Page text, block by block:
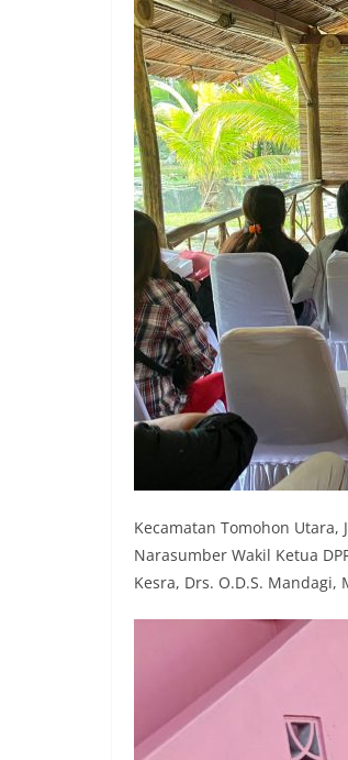
Kecamatan Tomohon Utara,
Narasumber Wakil Ketua
Kesra, Drs. O.D.S. Mandagi,